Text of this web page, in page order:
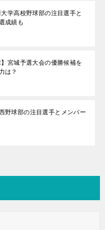
学高校野球部の注目選手と
成績も
】宮城予選大会の優勝候補を
は？
野球部の注目選手とメンバー